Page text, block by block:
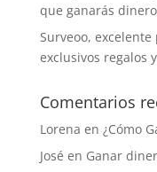
que ganarás
Surveoo,
exclusivos regalos
Comentarios
Lorena en ¿Cómo
José en Ganar